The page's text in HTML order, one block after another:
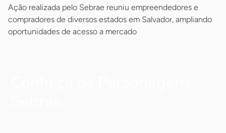
Ação realizada pelo Sebrae reuniu empreendedores e
compradores de diversos estados em Salvador, ampliando
oportunidades de acesso a mercado